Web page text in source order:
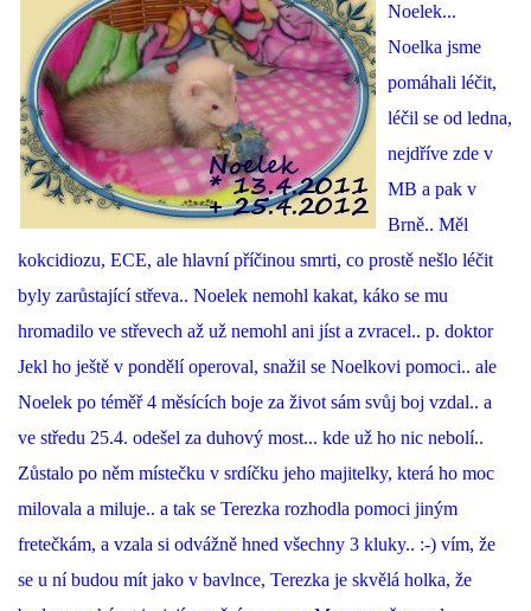
Noelek...
Noelka jsme
pomáhali léčit,
léčil se od ledna,
nejdříve zde v
MB a pak v
Brně.. Měl
kokcidiozu, ECE, ale hlavní příčinou smrti, co prostě nešlo léčit
byly zarůstající střeva.. Noelek nemohl kakat, káko se mu
hromadilo ve střevech až už nemohl ani jíst a zvracel.. p. doktor
Jekl ho ještě v pondělí operoval, snažil se Noelkovi pomoci.. ale
Noelek po téměř 4 měsících boje za život sám svůj boj vzdal.. a
ve středu 25.4. odešel za duhový most... kde už ho nic nebolí..
Zůstalo po něm místečku v srdíčku jeho majitelky, která ho moc
milovala a miluje.. a tak se Terezka rozhodla pomoci jiným
fretečkám, a vzala si odvážně hned všechny 3 kluky.. :-) vím, že
se u ní budou mít jako v bavlnce, Terezka je skvělá holka, že